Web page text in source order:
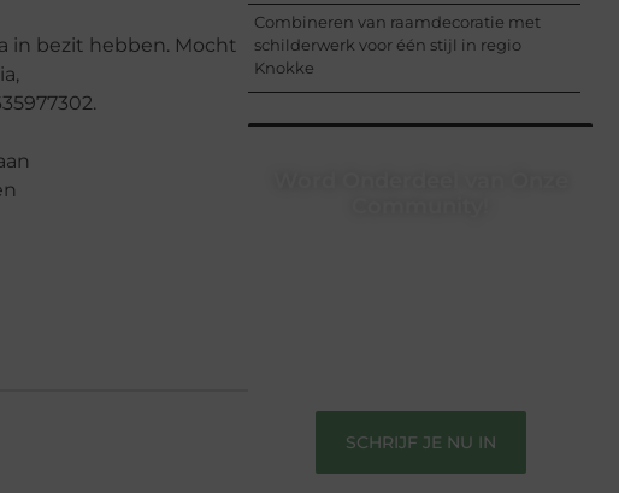
in bezit hebben. Mocht
Combineren van raamdecoratie met
schilderwerk voor één stijl in regio
Knokke
SCHRIJF JE NU IN